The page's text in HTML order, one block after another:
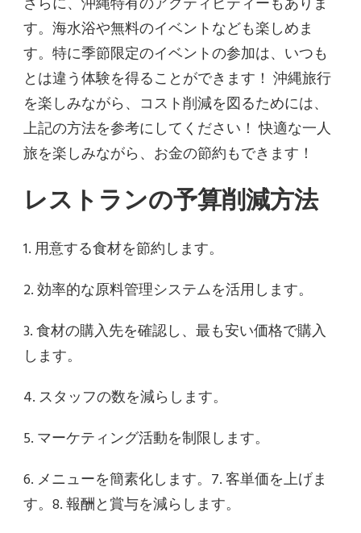
す。海水浴や無料のイベントなども楽しめま
す。特に季節限定のイベントの参加は、いつも
とは違う体験を得ることができます！ 沖縄旅行
を楽しみながら、コスト削減を図るためには、
上記の方法を参考にしてください！ 快適な一人
旅を楽しみながら、お金の節約もできます！
レストランの予算削減方法
1. 用意する食材を節約します。
2. 効率的な原料管理システムを活用します。
3. 食材の購入先を確認し、最も安い価格で購入
します。
4. スタッフの数を減らします。
5. マーケティング活動を制限します。
6. メニューを簡素化します。7. 客単価を上げま
す。8. 報酬と賞与を減らします。